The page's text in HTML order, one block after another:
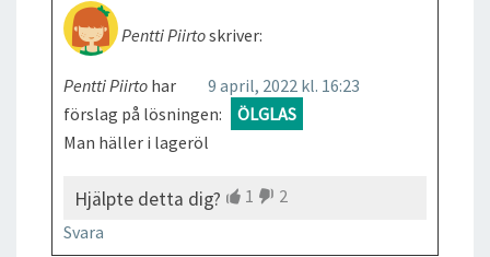
Pentti Piirtoskriver:
9 april, 2022 kl. 16:23
Pentti Piirto har
förslag på lösningen:
ÖLGLAS
Man häller i lageröl
Hjälpte detta dig? 1
2
Svara